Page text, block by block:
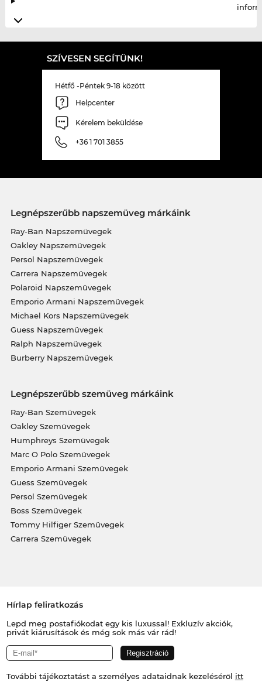
SZÍVESEN SEGÍTÜNK!
Hétfő -Péntek 9-18 között
Helpcenter
Kérelem beküldése
+36 1 701 3855
Legnépszerűbb napszemüveg márkáink
Ray-Ban Napszemüvegek
Oakley Napszemüvegek
Persol Napszemüvegek
Carrera Napszemüvegek
Polaroid Napszemüvegek
Emporio Armani Napszemüvegek
Michael Kors Napszemüvegek
Guess Napszemüvegek
Ralph Napszemüvegek
Burberry Napszemüvegek
Legnépszerűbb szemüveg márkáink
Ray-Ban Szemüvegek
Oakley Szemüvegek
Humphreys Szemüvegek
Marc O Polo Szemüvegek
Emporio Armani Szemüvegek
Guess Szemüvegek
Persol Szemüvegek
Boss Szemüvegek
Tommy Hilfiger Szemüvegek
Carrera Szemüvegek
Hírlap feliratkozás
Lepd meg postafiókodat egy kis luxussal! Exkluzív akciók,
privát kiárusítások és még sok más vár rád!
További tájékoztatást a személyes adataidnak kezeléséről itt